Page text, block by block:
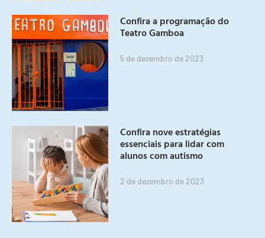
Confira a programação do
Teatro Gamboa
5 de dezembro de 2023
Confira nove estratégias
essenciais para lidar com
alunos com autismo
2 de dezembro de 2023